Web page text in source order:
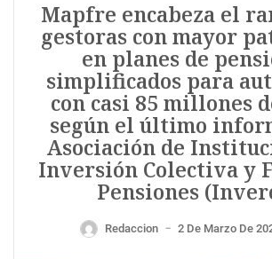
Mapfre encabeza el
gestoras con mayor
en planes de
simplificados para
con casi 85 millones
según el último
Asociación de
Inversión Colectiva y
Pensiones
Redaccion — 2 De Marzo De